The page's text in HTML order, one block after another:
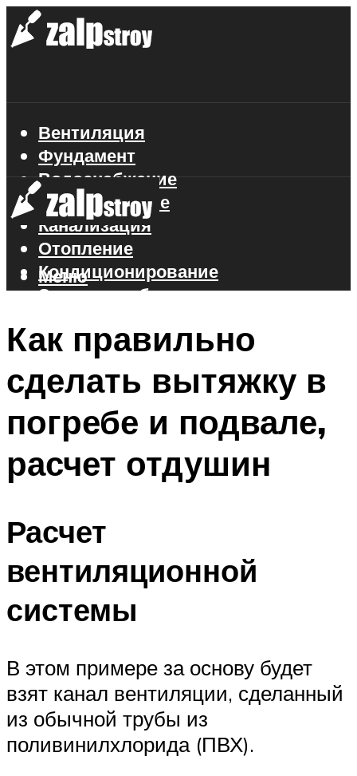
Вентиляция
Фундамент
Водоснабжение
Газоснабжение
Канализация
Отопление
Кондиционирование
Электроснабжение
Меню
Меню
Как правильно
сделать вытяжку в
погребе и подвале,
расчет отдушин
Расчет
вентиляционной
системы
В этом примере за основу будет
взят канал вентиляции, сделанный
из обычной трубы из
поливинилхлорида (ПВХ).